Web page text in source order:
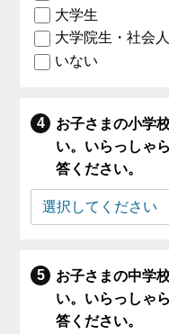
大学生
大学院生・社会
いない
お子さまの小学
い。いらっしゃ
答ください。
お子さまの中学
い。いらっしゃ
答ください。